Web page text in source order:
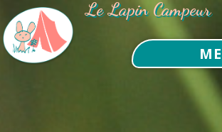
Le Lapin Campeur